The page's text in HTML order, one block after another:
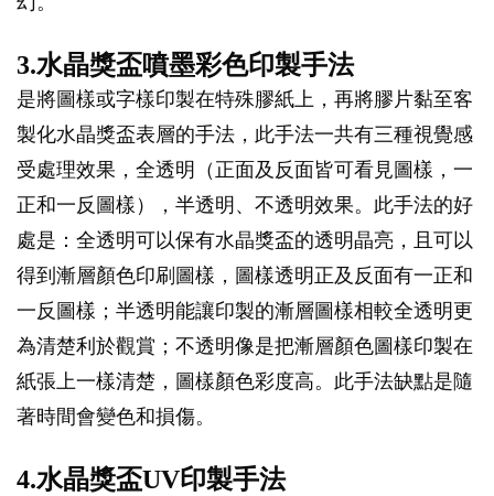
3.水晶獎盃噴墨彩色印製手法
是將圖樣或字樣印製在特殊膠紙上，再將膠片黏至客
製化水晶獎盃表層的手法，此手法一共有三種視覺感
受處理效果，全透明（正面及反面皆可看見圖樣，一
正和一反圖樣），半透明、不透明效果。此手法的好
處是：全透明可以保有水晶獎盃的透明晶亮，且可以
得到漸層顏色印刷圖樣，圖樣透明正及反面有一正和
一反圖樣；半透明能讓印製的漸層圖樣相較全透明更
為清楚利於觀賞；不透明像是把漸層顏色圖樣印製在
紙張上一樣清楚，圖樣顏色彩度高。此手法缺點是隨
著時間會變色和損傷。
4.水晶獎盃UV印製手法